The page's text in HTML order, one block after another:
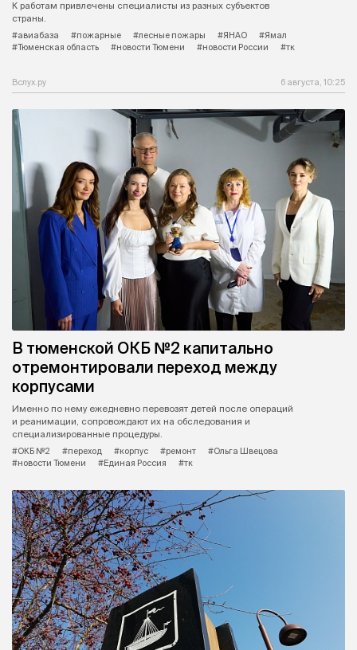
К работам привлечены специалисты из разных субъектов
страны.
#авиабаза
#пожарные #лесные пожары #ЯНАО
#Ямал
#Тюменская область
#новости Тюмени #новости России #тк
Вслух.ру 6 августа, 10:25
В тюменской ОКБ №2 капитально
отремонтировали переход между
корпусами
Именно по нему ежедневно перевозят детей после операций
и реанимации, сопровождают их на обследования и
специализированные процедуры.
#ОКБ №2
#переход #корпус #ремонт
#Ольга Швецова
#новости Тюмени
#Единая Россия #тк